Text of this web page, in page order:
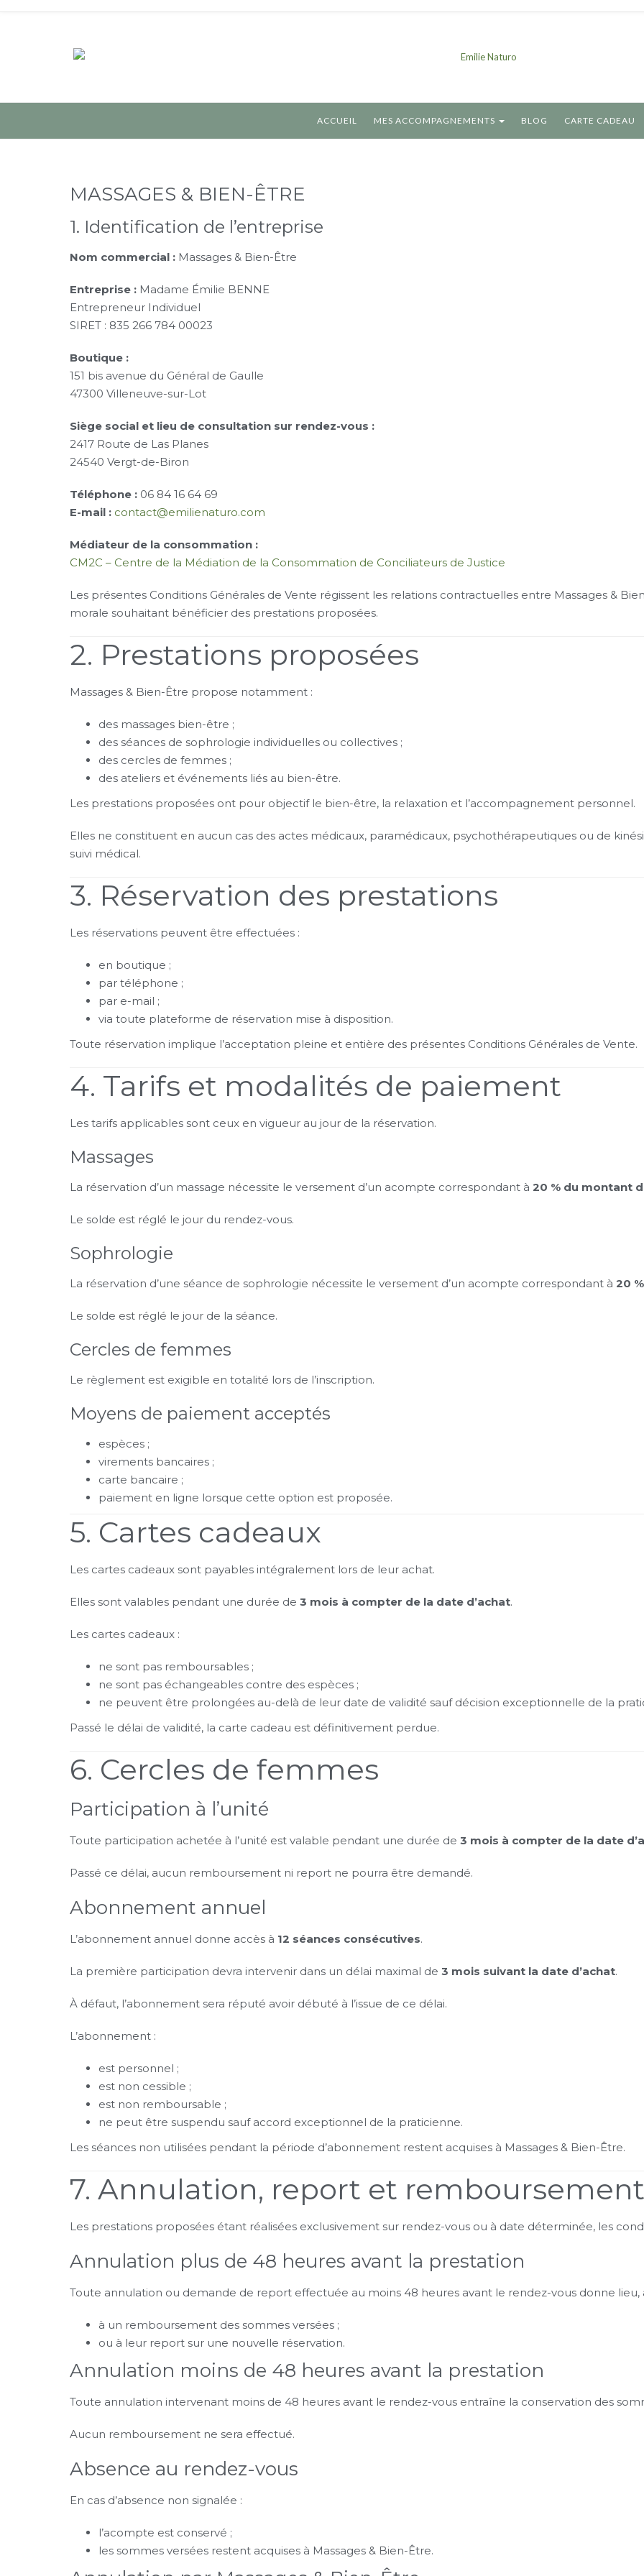
ACCUEIL MES ACCOMPAGNEMENTS BLOG CARTE CADEAU
MASSAGES & BIEN-ÊTRE
1. Identification de l’entreprise
Nom commercial : Massages & Bien-Être
Entreprise : Madame Émilie BENNE
Entrepreneur Individuel
SIRET : 835 266 784 00023
Boutique :
151 bis avenue du Général de Gaulle
47300 Villeneuve-sur-Lot
Siège social et lieu de consultation sur rendez-vous :
2417 Route de Las Planes
24540 Vergt-de-Biron
Téléphone : 06 84 16 64 69
E-mail : contact@emilienaturo.com
Médiateur de la consommation :
CM2C – Centre de la Médiation de la Consommation de Conciliateurs de Justice
Les présentes Conditions Générales de Vente régissent les relations contractuelles entre Massages &
morale souhaitant bénéficier des prestations proposées.
2. Prestations proposées
Massages & Bien-Être propose notamment :
des massages bien-être ;
des séances de sophrologie individuelles ou collectives ;
des cercles de femmes ;
des ateliers et événements liés au bien-être.
Les prestations proposées ont pour objectif le bien-être, la relaxation et l’accompagnement personnel.
Elles ne constituent en aucun cas des actes médicaux, paramédicaux, psychothérapeutiques ou de
suivi médical.
3. Réservation des prestations
Les réservations peuvent être effectuées :
en boutique ;
par téléphone ;
par e-mail ;
via toute plateforme de réservation mise à disposition.
Toute réservation implique l’acceptation pleine et entière des présentes Conditions Générales de Vente.
4. Tarifs et modalités de paiement
Les tarifs applicables sont ceux en vigueur au jour de la réservation.
Massages
La réservation d’un massage nécessite le versement d’un acompte correspondant à 20 % du montant
Le solde est réglé le jour du rendez-vous.
Sophrologie
La réservation d’une séance de sophrologie nécessite le versement d’un acompte correspondant à 20
Le solde est réglé le jour de la séance.
Cercles de femmes
Le règlement est exigible en totalité lors de l’inscription.
Moyens de paiement acceptés
espèces ;
virements bancaires ;
carte bancaire ;
paiement en ligne lorsque cette option est proposée.
5. Cartes cadeaux
Les cartes cadeaux sont payables intégralement lors de leur achat.
Elles sont valables pendant une durée de 3 mois à compter de la date d’achat.
Les cartes cadeaux :
ne sont pas remboursables ;
ne sont pas échangeables contre des espèces ;
ne peuvent être prolongées au-delà de leur date de validité sauf décision exceptionnelle de la
Passé le délai de validité, la carte cadeau est définitivement perdue.
6. Cercles de femmes
Participation à l’unité
Toute participation achetée à l’unité est valable pendant une durée de 3 mois à compter de la date
Passé ce délai, aucun remboursement ni report ne pourra être demandé.
Abonnement annuel
L’abonnement annuel donne accès à 12 séances consécutives.
La première participation devra intervenir dans un délai maximal de 3 mois suivant la date d’achat.
À défaut, l’abonnement sera réputé avoir débuté à l’issue de ce délai.
L’abonnement :
est personnel ;
est non cessible ;
est non remboursable ;
ne peut être suspendu sauf accord exceptionnel de la praticienne.
Les séances non utilisées pendant la période d’abonnement restent acquises à Massages & Bien-Être.
7. Annulation, report et remboursement
Les prestations proposées étant réalisées exclusivement sur rendez-vous ou à date déterminée, les
Annulation plus de 48 heures avant la prestation
Toute annulation ou demande de report effectuée au moins 48 heures avant le rendez-vous donne lieu,
à un remboursement des sommes versées ;
ou à leur report sur une nouvelle réservation.
Annulation moins de 48 heures avant la prestation
Toute annulation intervenant moins de 48 heures avant le rendez-vous entraîne la conservation des
Aucun remboursement ne sera effectué.
Absence au rendez-vous
En cas d’absence non signalée :
l’acompte est conservé ;
les sommes versées restent acquises à Massages & Bien-Être.